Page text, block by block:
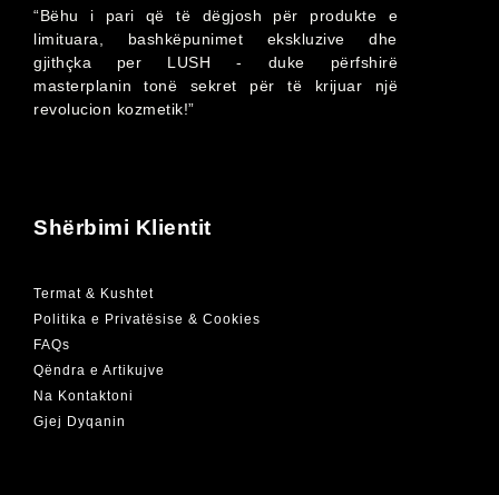
“Bëhu i pari që të dëgjosh për produkte e
limituara, bashkëpunimet ekskluzive dhe
gjithçka per LUSH - duke përfshirë
masterplanin tonë sekret për të krijuar një
revolucion kozmetik!”
Shërbimi Klientit
Termat & Kushtet
Politika e Privatësise & Cookies
FAQs
Qëndra e Artikujve
Na Kontaktoni
Gjej Dyqanin